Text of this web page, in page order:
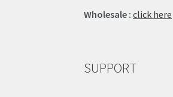
Wholesale : click here
SUPPORT